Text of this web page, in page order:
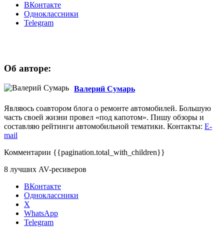
ВКонтакте
Одноклассники
Telegram
Об авторе:
Валерий Сумарь
Являюсь соавтором блога о ремонте автомобилей. Большую
часть своей жизни провел «под капотом». Пишу обзоры и
составляю рейтинги автомобильной тематики. Контакты: E-
mail
Комментарии {{pagination.total_with_children}}
8 лучших AV-ресиверов
ВКонтакте
Одноклассники
X
WhatsApp
Telegram